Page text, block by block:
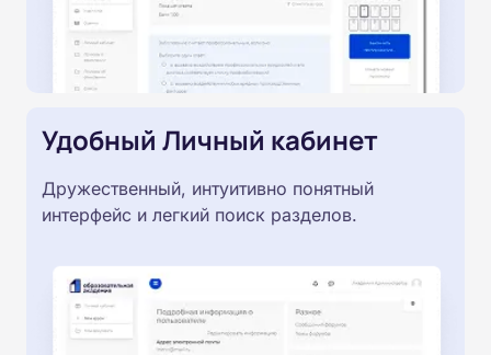
Удобный Личный кабинет
Дружественный, интуитивно понятный
интерфейс и легкий поиск разделов.